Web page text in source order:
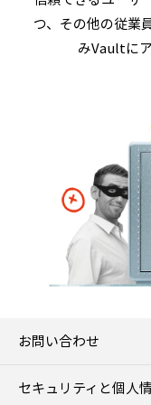
つ、その他の従業
みVaultに
お問い合わせ
セキュリティと個人